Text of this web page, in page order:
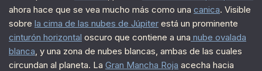
ahora hace que se vea mucho más como una canica. Visible
sobre la cima de las nubes de Júpiter está un prominente
cinturón horizontal oscuro que contiene a una nube ovalada
blanca, y una zona de nubes blancas, ambas de las cuales
circundan al planeta. La Gran Mancha Roja acecha hacia